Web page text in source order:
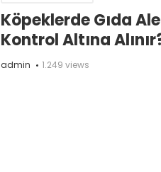
Köpeklerde Gıda
Kontrol Altına
admin 1.249 views